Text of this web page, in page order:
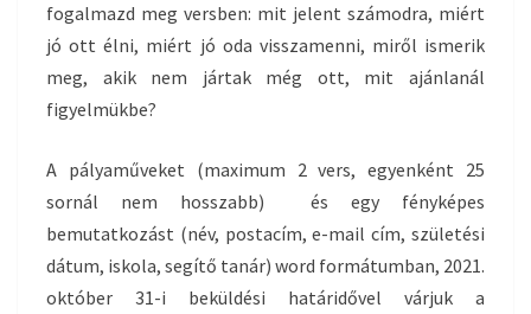
fogalmazd meg versben: mit jelent számodra, miért
jó ott élni, miért jó oda visszamenni, miről ismerik
meg, akik nem jártak még ott, mit ajánlanál
figyelmükbe?
A pályaműveket (maximum 2 vers, egyenként 25
sornál nem hosszabb) és egy fényképes
bemutatkozást (név, postacím, e-mail cím, születési
dátum, iskola, segítő tanár) word formátumban, 2021.
október 31-i beküldési határidővel várjuk a